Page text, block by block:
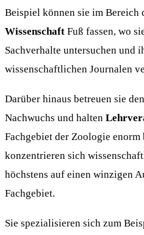
Beispiel können sie im Bereich
Wissenschaft Fuß fassen, wo
Sachverhalte untersuchen und
wissenschaftlichen Journalen
Darüber hinaus betreuen sie
Nachwuchs und halten
Fachgebiet der Zoologie
konzentrieren sich
höchstens auf einen winzigen
Fachgebiet.
Sie spezialisieren sich zum